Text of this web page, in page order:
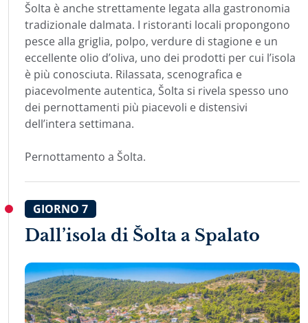
Šolta è anche strettamente legata alla gastronomia
tradizionale dalmata. I ristoranti locali propongono
pesce alla griglia, polpo, verdure di stagione e un
eccellente olio d’oliva, uno dei prodotti per cui l’isola
è più conosciuta. Rilassata, scenografica e
piacevolmente autentica, Šolta si rivela spesso uno
dei pernottamenti più piacevoli e distensivi
dell’intera settimana.
Pernottamento a Šolta.
GIORNO 7
Dall’isola di Šolta a Spalato